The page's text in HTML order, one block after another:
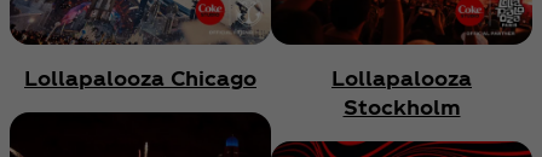
Lollapalooza
Stockholm
Lollapalooza Chicago